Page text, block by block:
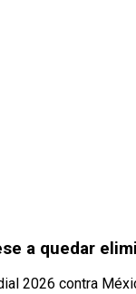
a quedar
2026 contra